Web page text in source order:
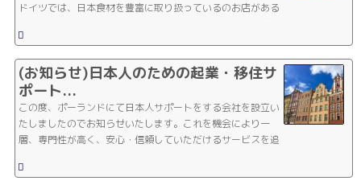
ドイツでは、日本食材を豊富に取り扱っているのお店がある
で...
(お知らせ)日本人のための起業・移住サ
ポート...
この度、ポーランドにて日本人サポートをする会社を設立い
たしましたのでお知らせいたします。これを機会により一
層、専門性が高く、安心・信頼していただけるサービスを追
会...